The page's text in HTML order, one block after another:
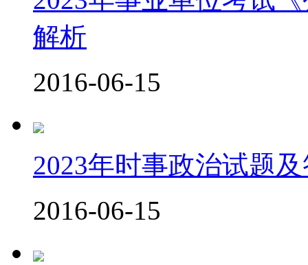
解析
2016-06-15
2023年时事政治试题
2016-06-15